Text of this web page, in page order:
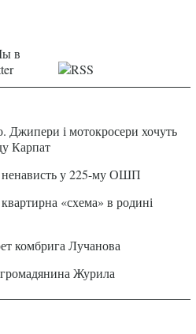
Джипери і мотокросери хочуть
Карпат
ненависть у 225-му ОШП
«схема» в родині
комбрига Лучанова
громадянина Журила